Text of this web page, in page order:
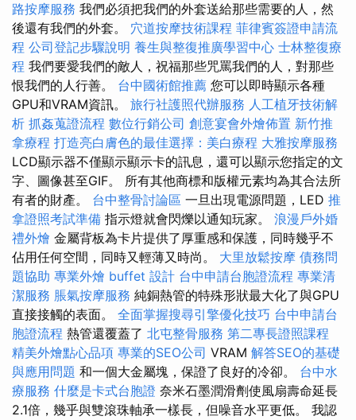
路按摩服務 我們必須把我們的外套送給那些需要的人，然
後還有我們的外套。 穴道按摩技術課程 菲律賓簽證申請流
程 公司登記步驟說明 養生與整復推廣學習中心 士林整復療
程 我們要愛我們的敵人，祝福那些咒罵我們的人，對那些
恨我們的人行善。 台中國術館推薦 您可以即時顯示各種
GPU和VRAM資訊。 旅行社護照代辦服務 人工植牙技術解
析 抓姦蒐證流程 數位行銷公司 創意宴會外燴佈置 新竹推
拿療程 打造亮白膚色的最佳選擇：美白療程 大雅按摩服務
LCD顯示器不僅顯示顯示卡的訊息，還可以顯示您指定的文
字、圖像甚至GIF。 所有其他商標和版權元素均為其合法所
有者的財產。 台中整骨討論區 一旦出現電源問題，LED 推
拿證照考試準備 指示燈就會閃爍以通知玩家。 浪漫戶外婚
禮外燴 金屬背板為卡片提供了厚重感和保護，同時幾乎不
佔用任何空間，同時又輕薄又時尚。 大里放鬆按摩 債務問
題協助 專業外燴 buffet 設計 台中申請台胞證流程 專業清
潔服務 脹氣按摩服務 純銅熱管的特殊形狀最大化了與GPU
直接接觸的表面。 全面掌握搜尋引擎優化技巧 台中申請台
胞證流程 熱管還覆蓋了 北屯整骨服務 第二專長證照課程
精美外燴點心品項 專業的SEO公司 VRAM 解答SEO的基礎
與應用問題 和一個大金屬塊，保證了良好的冷卻。 台中水
療服務 什麼是卡式台胞證 奈米石墨潤滑劑使風扇壽命延長
2.1倍，幾乎與雙滾珠軸承一樣長，但噪音水平更低。 我認